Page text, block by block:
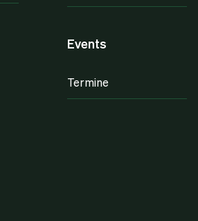
Events
Termine